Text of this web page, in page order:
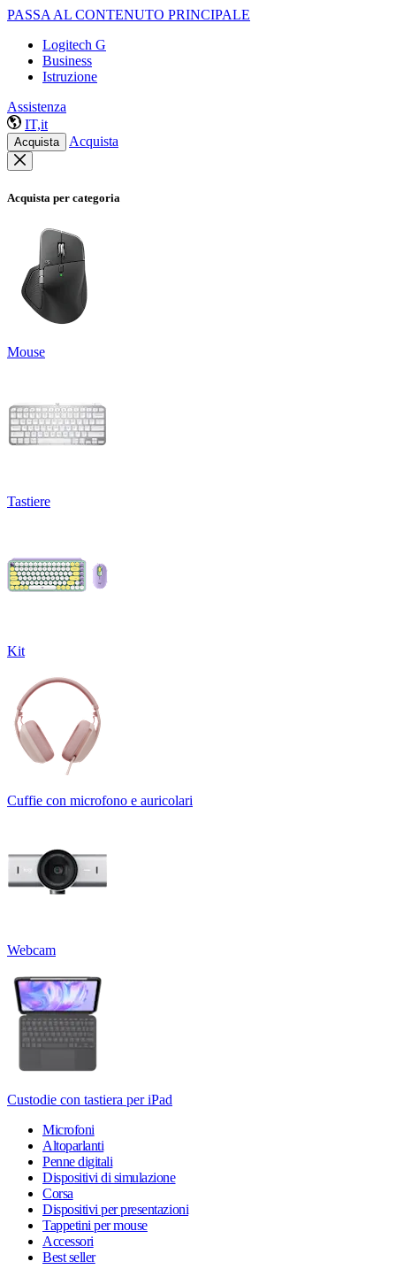
PASSA AL CONTENUTO PRINCIPALE
Logitech G
Business
Istruzione
Assistenza
IT,it
Acquista Acquista
Acquista per categoria
Mouse
Tastiere
Kit
Cuffie con microfono e auricolari
Webcam
Custodie con tastiera per iPad
Microfoni
Altoparlanti
Penne digitali
Dispositivi di simulazione
Corsa
Dispositivi per presentazioni
Tappetini per mouse
Accessori
Best seller